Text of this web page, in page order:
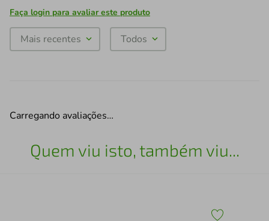
Faça login para avaliar este produto
Mais recentes Todos
Carregando avaliações…
Quem viu isto, também viu...